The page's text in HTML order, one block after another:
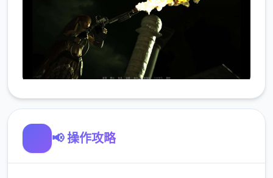
📢 操作攻略